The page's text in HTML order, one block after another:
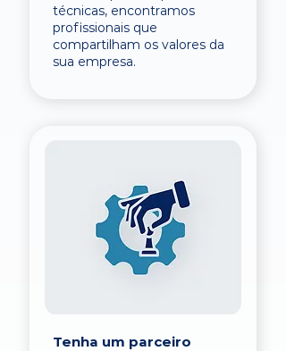
técnicas, encontramos
profissionais que
compartilham os valores da
sua empresa.
Tenha um parceiro